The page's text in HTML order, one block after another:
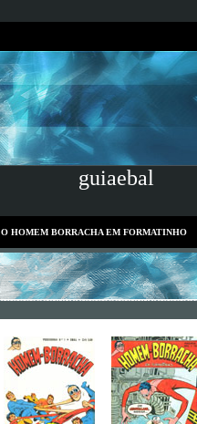
guiaebal
O HOMEM BORRACHA EM FORMATINHO